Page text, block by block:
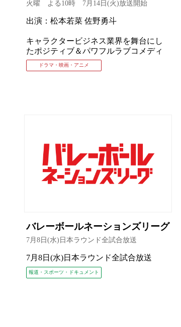
火曜 よる10時 7月14日(火)放送開始
出演：松本若菜 佐野勇斗
キャラクタービジネス業界を舞台にし
たポジティブ＆パワフルラブコメディ
ドラマ・映画・アニメ
バレーボールネーションズリーグ
7月8日(水)日本ラウンド全試合放送
7月8日(水)日本ラウンド全試合放送
報道・スポーツ・ドキュメント